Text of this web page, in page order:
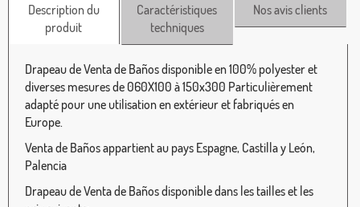
Description du
produit
Caractéristiques
techniques
Nos avis clients
Drapeau de Venta de Baños disponible en 100% polyester et
diverses mesures de 060X100 à 150x300 Particulièrement
adapté pour une utilisation en extérieur et fabriqués en
Europe.
Venta de Baños appartient au pays Espagne, Castilla y León,
Palencia
Drapeau de Venta de Baños disponible dans les tailles et les